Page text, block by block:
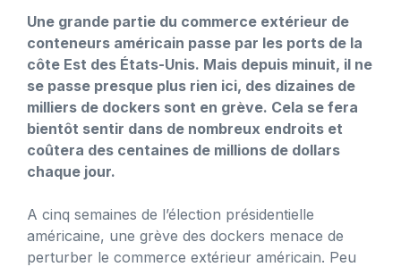
Une grande partie du commerce extérieur de
conteneurs américain passe par les ports de la
côte Est des États-Unis. Mais depuis minuit, il ne
se passe presque plus rien ici, des dizaines de
milliers de dockers sont en grève. Cela se fera
bientôt sentir dans de nombreux endroits et
coûtera des centaines de millions de dollars
chaque jour.
A cinq semaines de l’élection présidentielle
américaine, une grève des dockers menace de
perturber le commerce extérieur américain. Peu